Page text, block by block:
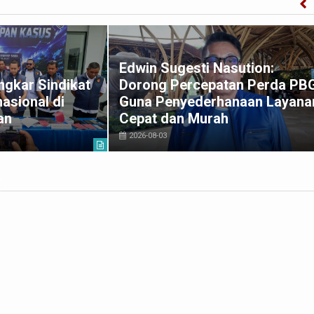
Sindikat
di
Edwin Sugesti Nasution:
Dorong Percepatan Perda
Guna Penyederhanaan
Cepat dan Murah
2026-08-03